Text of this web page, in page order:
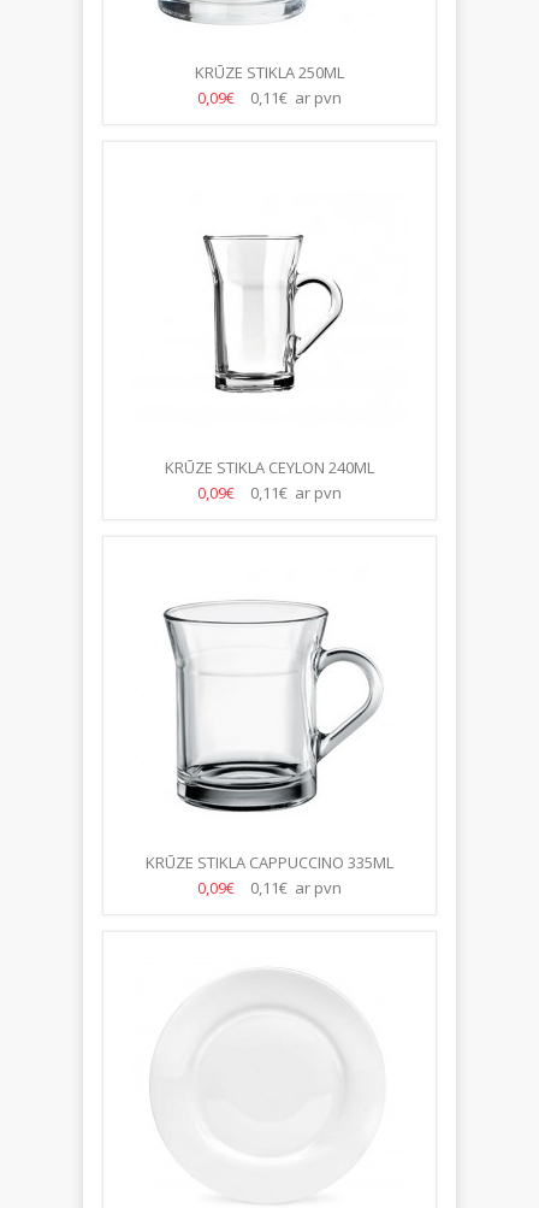
KRŪZE STIKLA 250ML
0,09€
0,11€ ar pvn
KRŪZE STIKLA CEYLON 240ML
0,09€
0,11€ ar pvn
KRŪZE STIKLA CAPPUCCINO 335ML
0,09€
0,11€ ar pvn